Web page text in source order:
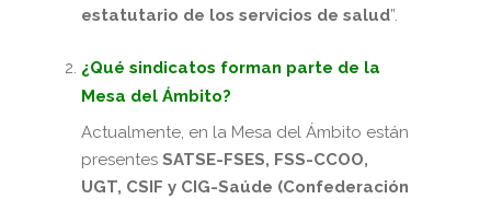
estatutario de los servicios de salud”.
¿Qué sindicatos forman parte de la
Mesa del Ámbito?
Actualmente, en la Mesa del Ámbito están
presentes SATSE-FSES, FSS-CCOO,
UGT, CSIF y CIG-Saúde (Confederación